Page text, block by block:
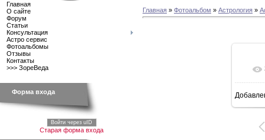
Главная
О сайте
Форум
Статьи
Консультация
Астро сервис
Фотоальбомы
Отзывы
Контакты
>>> ЗореВеда
Форма входа
Войти через uID
Старая форма входа
Главная » Фотоальбом » Астрология »